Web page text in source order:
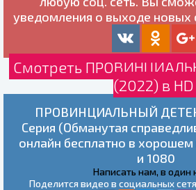
уведомления о выходе новых
Смотреть
(2022) в HD
ПРОВИНЦИАЛЬНЫЙ
Серия (Обманутая
онлайн бесплатно в хорошем
и 1080
Написать нам, в один
Поделится видео в социальных